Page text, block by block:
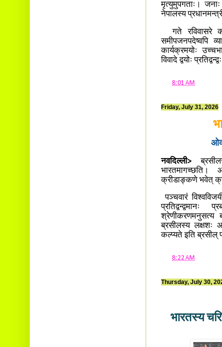
मृत्युमुपगताः।
नेपालस्य
गते रविवासरे
समीपजनपदेष्वपि
कार्यक्रमयोः
विवादे द्वयोः
8:01 AM
Friday, July 31, 2026
नवदिल्ली>
भारतमागच्छति।
क्रीडाङ्कणे भवेत्
पञ्चवारं
श्रेणीकरणमनुसत्य
ब्रसीलस्य लक्षशः
कल्प्यते इति ब्रसील्
8:22 AM
Thursday, July 30,
भारतस्य